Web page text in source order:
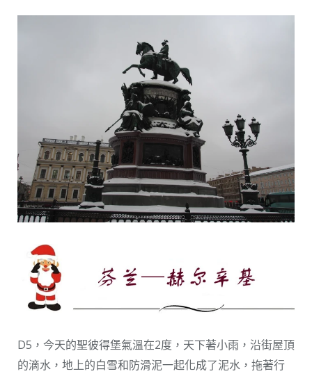
D5，今天的聖彼得堡氣溫在2度，天下著小雨，沿街屋頂
的滴水，地上的白雪和防滑泥一起化成了泥水，拖著行